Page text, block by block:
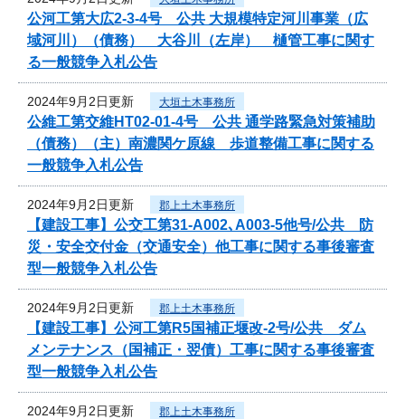
公河工第大広2-3-4号 公共 大規模特定河川事業（広
域河川）（債務） 大谷川（左岸） 樋管工事に関す
る一般競争入札公告
2024年9月2日更新 大垣土木事務所
公維工第交維HT02-01-4号 公共 通学路緊急対策補助
（債務）（主）南濃関ケ原線 歩道整備工事に関する
一般競争入札公告
2024年9月2日更新 郡上土木事務所
【建設工事】公交工第31-A002､A003-5他号/公共 防
災・安全交付金（交通安全）他工事に関する事後審査
型一般競争入札公告
2024年9月2日更新 郡上土木事務所
【建設工事】公河工第R5国補正堰改-2号/公共 ダム
メンテナンス（国補正・翌債）工事に関する事後審査
型一般競争入札公告
2024年9月2日更新 郡上土木事務所